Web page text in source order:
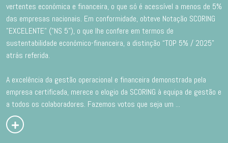
vertentes económica e financeira, o que só é acessível a menos de 5%
das empresas nacionais. Em conformidade, obteve Notação SCORING
"EXCELENTE" ("NS 5"), o que lhe confere em termos de
sustentabilidade económico-financeira, a distinção “TOP 5% / 2025”
atrás referida.
A excelência da gestão operacional e financeira demonstrada pela
empresa certificada, merece o elogio da SCORING à equipa de gestão e
a todos os colaboradores. Fazemos votos que seja um ...